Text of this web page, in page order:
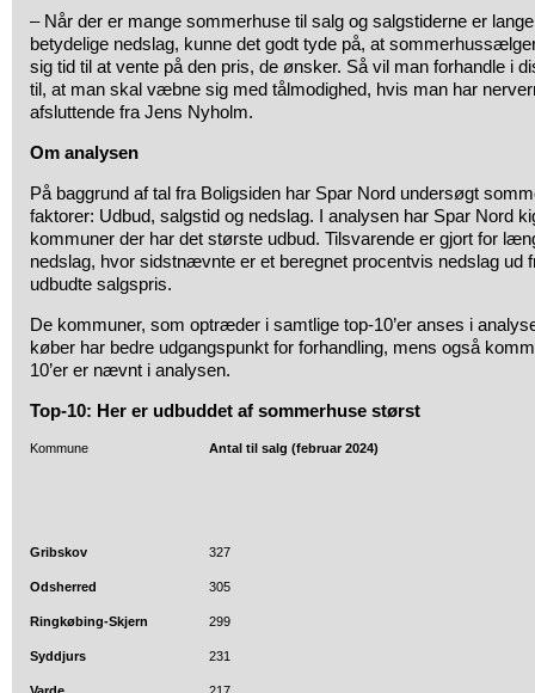
– Når der er mange sommerhuse til salg og salgstiderne er
betydelige nedslag, kunne det godt tyde på, at
sig tid til at vente på den pris, de ønsker. Så vil man forhandle i
til, at man skal væbne sig med tålmodighed, hvis man har
afsluttende fra Jens Nyholm.
Om analysen
På baggrund af tal fra Boligsiden har Spar Nord undersøgt
faktorer: Udbud, salgstid og nedslag. I analysen har Spar Nord
kommuner der har det største udbud. Tilsvarende er gjort for
nedslag, hvor sidstnævnte er et beregnet procentvis nedslag ud
udbudte salgspris.
De kommuner, som optræder i samtlige top-10’er anses i
køber har bedre udgangspunkt for forhandling, mens også
10’er er nævnt i analysen.
Top-10: Her er udbuddet af sommerhuse størst
Kommune Antal til salg (februar 2024)
Gribskov 327
Odsherred 305
Ringkøbing-Skjern 299
Syddjurs 231